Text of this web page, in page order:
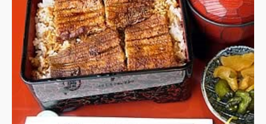
お問い合わせ